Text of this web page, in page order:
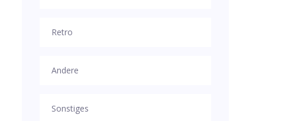
Retro
Andere
Sonstiges